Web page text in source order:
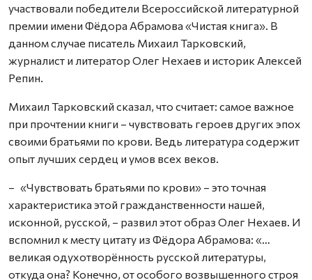
участвовали победители Всероссийской литературной
премии имени Фёдора Абрамова «Чистая книга». В
данном случае писатель Михаил Тарковский,
журналист и литератор Олег Нехаев и историк Алексей
Репин.
Михаил Тарковский сказал, что считает: самое важное
при прочтении книги – чувствовать героев других эпох
своими братьями по крови. Ведь литература содержит
опыт лучших сердец и умов всех веков.
– «Чувствовать братьями по крови» – это точная
характеристика этой гражданственности нашей,
исконной, русской, – развил этот образ Олег Нехаев. И
вспомнил к месту цитату из Фёдора Абрамова: «…
великая одухотворённость русской литературы,
откуда она? Конечно, от особого возвышенного строя